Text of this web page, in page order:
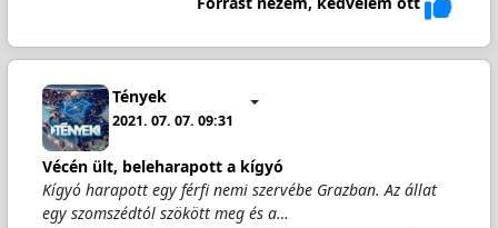
Tények
2021. 07. 07. 09:31
Vécén ült, beleharapott a kígyó
Kígyó harapott egy férfi nemi szervébe Grazban. Az állat
egy szomszédtól szökött meg és a…